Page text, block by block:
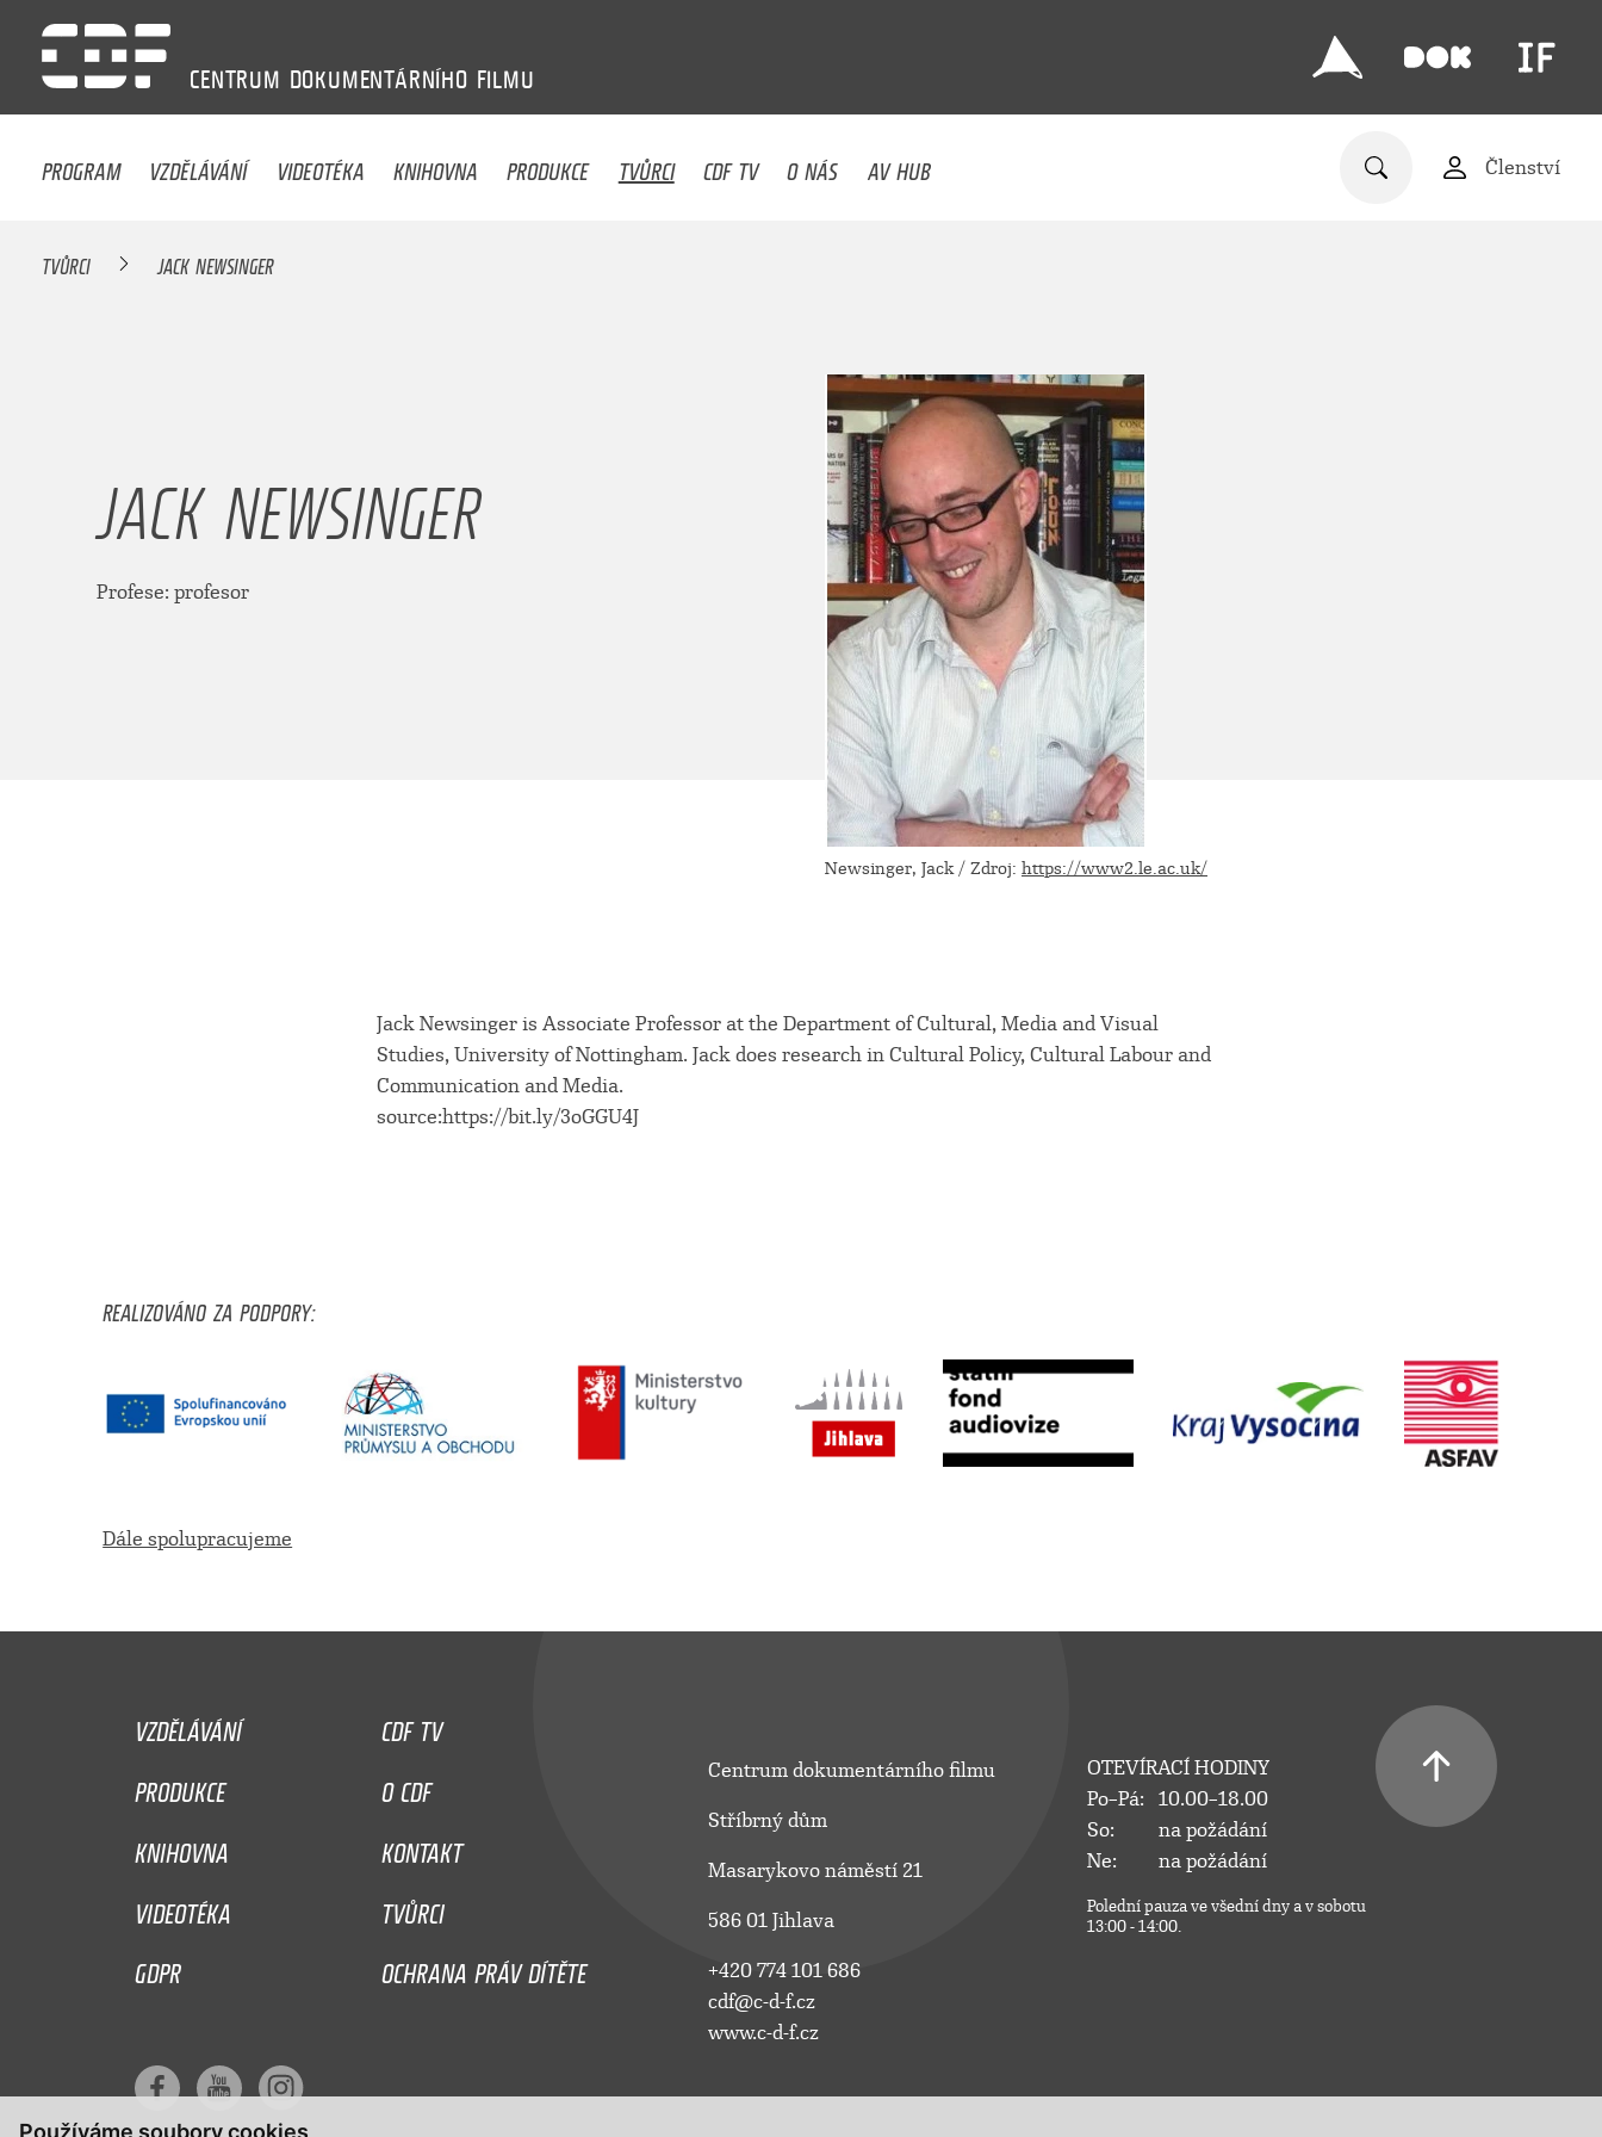
Používáme soubory cookies
CENTRUM DOKUMENTÁRNÍHO FILMU
PROGRAM VZDĚLÁVÁNÍ VIDEOTÉKA KNIHOVNA PRODUKCE TVŮRCI CDF TV O NÁS AV HUB Členství
TVŮRCI JACK NEWSINGER
JACK NEWSINGER
Profese: profesor
Newsinger, Jack / Zdroj: https://www2.le.ac.uk/
Jack Newsinger is Associate Professor at the Department of Cultural, Media and Visual
Studies, University of Nottingham. Jack does research in Cultural Policy, Cultural Labour and
Communication and Media.
source:https://bit.ly/3oGGU4J
REALIZOVÁNO ZA PODPORY:
Dále spolupracujeme
VZDĚLÁVÁNÍ
CDF TV
PRODUKCE
O CDF
KNIHOVNA
KONTAKT
VIDEOTÉKA
TVŮRCI
GDPR
OCHRANA PRÁV DÍTĚTE
Centrum dokumentárního filmu
Stříbrný dům
Masarykovo náměstí 21
586 01 Jihlava
+420 774 101 686
cdf@c-d-f.cz
www.c-d-f.cz
OTEVÍRACÍ HODINY
Po–Pá:
10.00–18.00
So:
na požádání
Ne:
na požádání
Polední pauza ve všední dny a v sobotu
13:00 - 14:00.